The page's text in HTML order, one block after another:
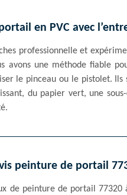
en PVC avec
professionnelle et
avons une méthode fiable
le pinceau ou le pistolet.
du papier vert, une
peinture de portail
de peinture de portail